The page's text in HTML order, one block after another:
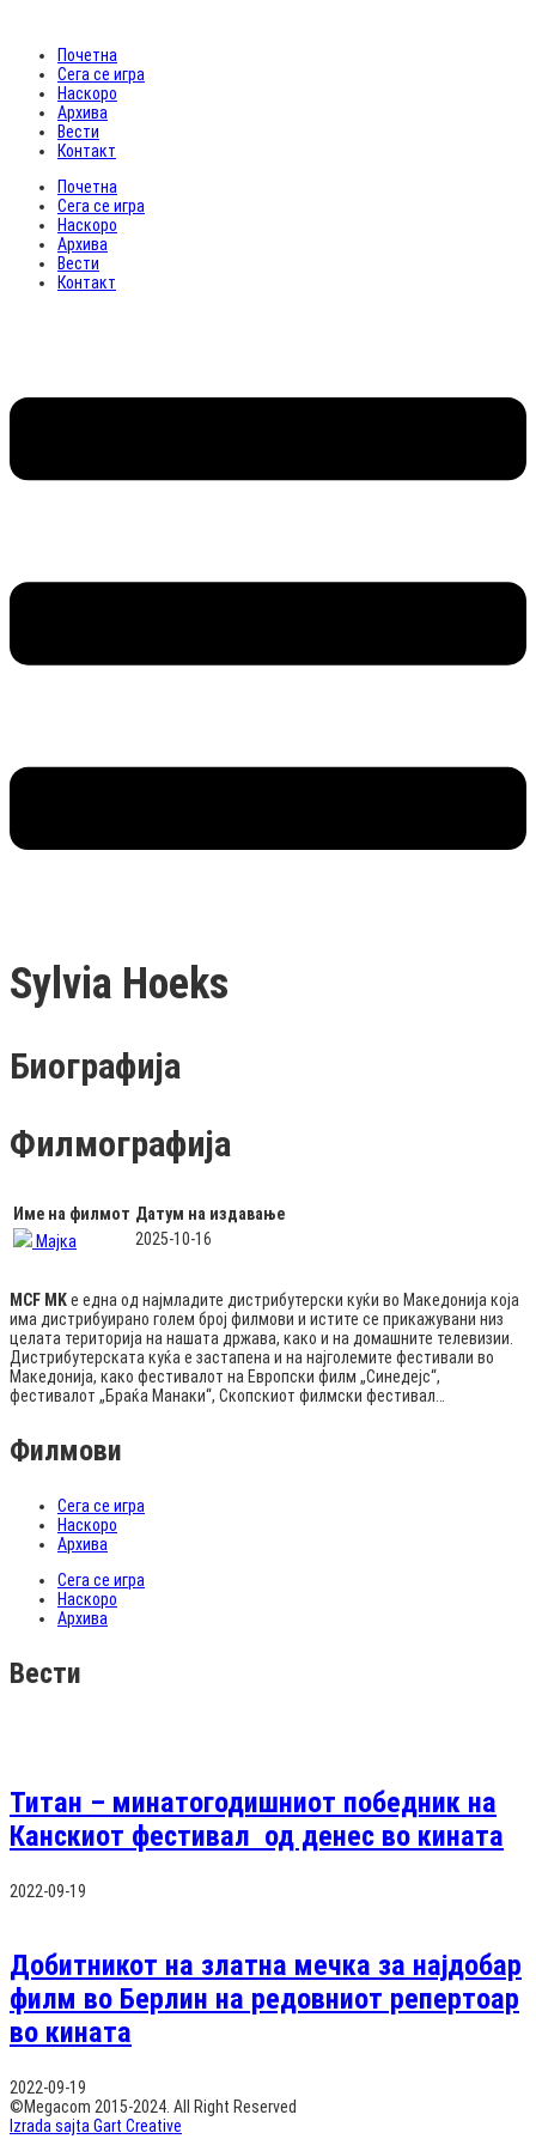
Почетна
Сега се игра
Наскоро
Архива
Вести
Контакт
Почетна
Сега се игра
Наскоро
Архива
Вести
Контакт
Sylvia Hoeks
Биографија
Филмографија
Име на филмот Датум на издавање
Мајка
2025-10-16
MCF MKе една од најмладите дистрибутерски куќи во Македонија која
има дистрибуирано голем број филмови и истите се прикажувани низ
целата територија на нашата држава, како и на домашните телевизии.
Дистрибутерската куќа е застапена и на најголемите фестивали во
Македонија, како фестивалот на Европски филм „Синедејс“,
фестивалот „Браќа Манаки“, Скопскиот филмски фестивал…
Филмови
Сега се игра
Наскоро
Архива
Сега се игра
Наскоро
Архива
Вести
Титан – минатогодишниот победник на
Канскиот фестивал од денес во кината
2022-09-19
Добитникот на златна мечка за најдобар
филм во Берлин на редовниот репертоар
во кината
2022-09-19
©Megacom 2015-2024. All Right Reserved
Izrada sajta Gart Creative